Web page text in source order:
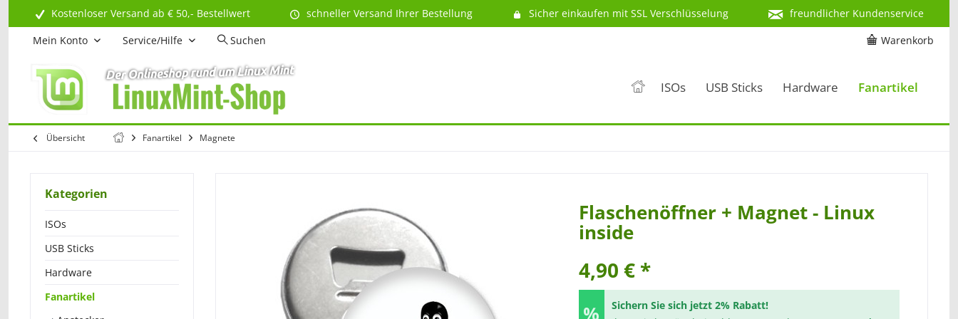
Kostenloser Versand ab € 50,- Bestellwert schneller Versand Ihrer Bestellung Sicher einkaufen mit SSL Verschlüsselung
freundlicher Kundenservice
Warenkorb
Mein Konto Service/Hilfe Suchen
ISOs USB Sticks Hardware Fanartikel
Übersicht Fanartikel Magnete
Kategorien
ISOs
USB Sticks
Hardware
Fanartikel
Flaschenöffner + Magnet - Linux
inside
4,90 € *
Sichern Sie sich jetzt 2% Rabatt!